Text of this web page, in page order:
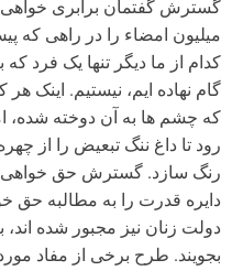
گسترش گفتمان برابری
میلیون امضاء را در راهی که
کدام از ما دیگر تنها یک فرد
گام نهاده ایم، نیستیم. اینک
که چشم ها به آن دوخته شده،
رود تا داغ ننگ تبعیض را از
رنگ سازد. گسترش حق خواهی
دایره قدرت را به مطالبه حق
دولت زنان نیز مجبور شده
بجویند. طرح برخی از مفاد